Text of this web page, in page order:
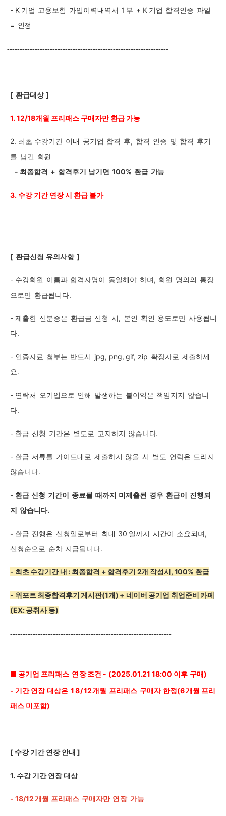
- K 기업 고용보험 가입이력내역서 1 부 + K 기업 합격인증 파일
= 인정
----------------------------------------------------------------
[ 환급대상 ]
1. 12/18개월 프리패스 구매자만 환급 가능
2. 최초 수강기간 이내 공기업 합격 후, 합격 인증 및 합격 후기
를 남긴 회원
- 최종합격 + 합격후기 남기면 100% 환급 가능
3. 수강 기간 연장 시 환급 불가
[ 환급신청 유의사항 ]
- 수강회원 이름과 합격자명이 동일해야 하며, 회원 명의의 통장
으로만 환급됩니다.
-제출한 신분증은 환급금 신청 시, 본인 확인 용도로만 사용됩니
다.
- 인증자료 첨부는 반드시 jpg, png, gif, zip 확장자로 제출하세
요.
- 연락처 오기입으로 인해 발생하는 불이익은 책임지지 않습니
다.
- 환급 신청 기간은 별도로 고지하지 않습니다.
- 환급 서류를 가이드대로 제출하지 않을 시 별도 연락은 드리지
않습니다.
- 환급 신청 기간이 종료될 때까지 미제출된 경우 환급이
진행되
지 않습니다.
- 환급 진행은 신청일로부터 최대 30 일까지 시간이 소요되며,
신청순으로 순차 지급됩니다.
- 최초 수강기간 내 : 최종합격 + 합격후기 2개 작성시, 100% 환급
- 위포트 최종합격후기 게시판(1개) + 네이버 공기업 취업준비 카페
(EX: 공취사 등)
----------------------------------------------------------------
■ 공기업 프리패스 연장조건 - (2025.01.21 18:00 이후 구매)
- 기간 연장 대상은 18/12개월 프리패스 구매자 한정(6개월 프리
패스 미포함)
[ 수강 기간 연장 안내 ]
1. 수강 기간 연장 대상
- 18/12개월 프리패스 구매자만연장 가능